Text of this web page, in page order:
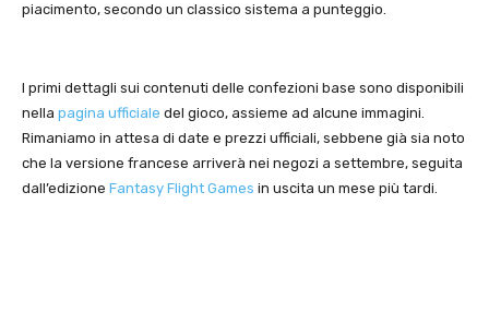
piacimento, secondo un classico sistema a punteggio.
I primi dettagli sui contenuti delle confezioni base sono disponibili
nella pagina ufficiale del gioco, assieme ad alcune immagini.
Rimaniamo in attesa di date e prezzi ufficiali, sebbene già sia noto
che la versione francese arriverà nei negozi a settembre, seguita
dall’edizione Fantasy Flight Games in uscita un mese più tardi.